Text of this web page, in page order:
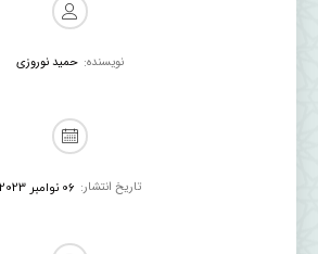
نویسنده: حمید نوروزی
تاریخ انتشار: 06 نوامبر 2023